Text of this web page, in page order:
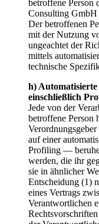
betroffene
Consulting GmbH
Der betroffenen
mit der Nutzung
ungeachtet der
mittels
technische
h)
einschließlich
Jede von der
betroffene Person
auf einer
Profiling —
werden, die ihr
sie in ähnlicher
Entscheidung (1)
eines Vertrags
Verantwortlichen